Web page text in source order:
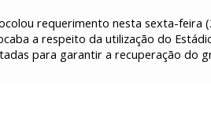
requerimento nesta sexta-feira
a respeito da utilização do
para garantir a recuperação do